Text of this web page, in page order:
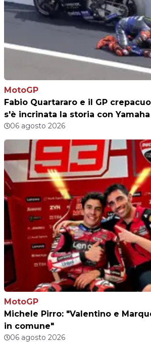
MotoGP
Fabio Quartararo e il GP
s'è incrinata la storia con Yamaha
06 agosto 2026
MotoGP
Michele Pirro: "Valentino e
in comune"
06 agosto 2026